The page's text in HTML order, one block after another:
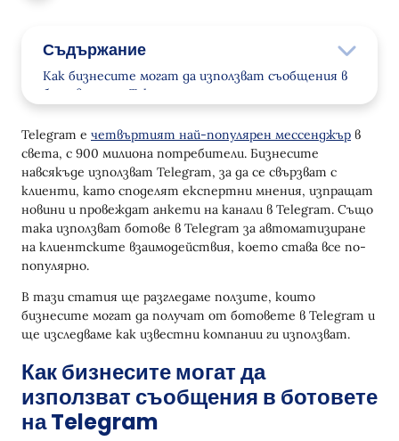
Съдържание
Как бизнесите могат да използват съобщения в
ботовете на Telegram
Допълнителни и кръстосани продажби
Задържане на клиенти
Реактивация на клиентската база
Провеждане на анкети
Регистрация в Програмата за Лоялност
Ролята на CDP
Персонализирани Промо Кампании
Стартиране на кампания в Telegram чрез Yespo
Технически възможности на кампанията
Създаване на кампания
Telegram е четвъртият най-популярен мессенджър в
света, с 900 милиона потребители. Бизнесите
навсякъде използват Telegram, за да се свързват с
клиенти, като споделят експертни мнения, изпращат
новини и провеждат анкети на канали в Telegram. Също
така използват ботове в Telegram за автоматизиране
на клиентските взаимодействия, което става все по-
популярно.
В тази статия ще разгледаме ползите, които
бизнесите могат да получат от ботовете в Telegram и
ще изследваме как известни компании ги използват.
Как бизнесите могат да
използват съобщения в ботовете
на Telegram